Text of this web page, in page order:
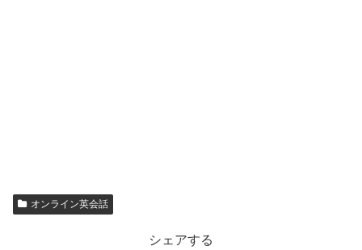
オンライン英会話
シェアする